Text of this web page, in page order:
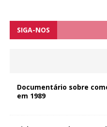
SIGA-NOS
Documentário sobre
em 1989